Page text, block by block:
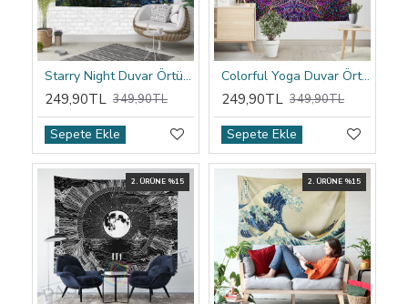
Starry Night Duvar Örtüsü
249,90TL 349,90TL
Sepete Ekle
Colorful Yoga Duvar Örtüsü
249,90TL 349,90TL
Sepete Ekle
2. ÜRÜNE %15 2. ÜRÜNE %15